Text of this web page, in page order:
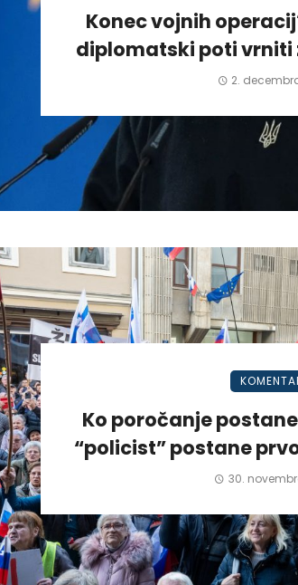
Konec vojnih
diplomatski poti vrniti
2.
Ko poročanje
“policist” postane
30.